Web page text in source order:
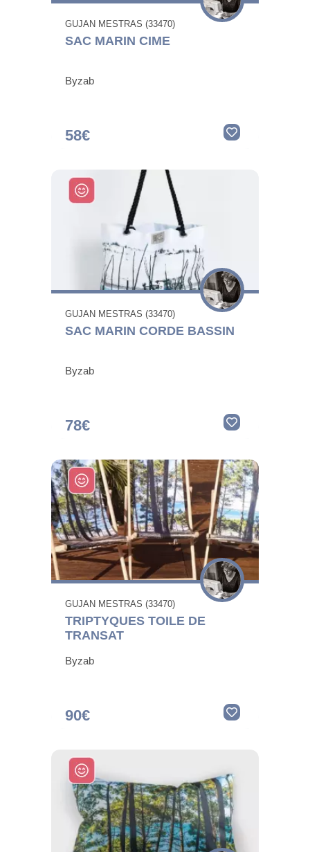
GUJAN MESTRAS (33470)
SAC MARIN CIME
Byzab
58€
GUJAN MESTRAS (33470)
SAC MARIN CORDE BASSIN
Byzab
78€
GUJAN MESTRAS (33470)
TRIPTYQUES TOILE DE
TRANSAT
Byzab
90€